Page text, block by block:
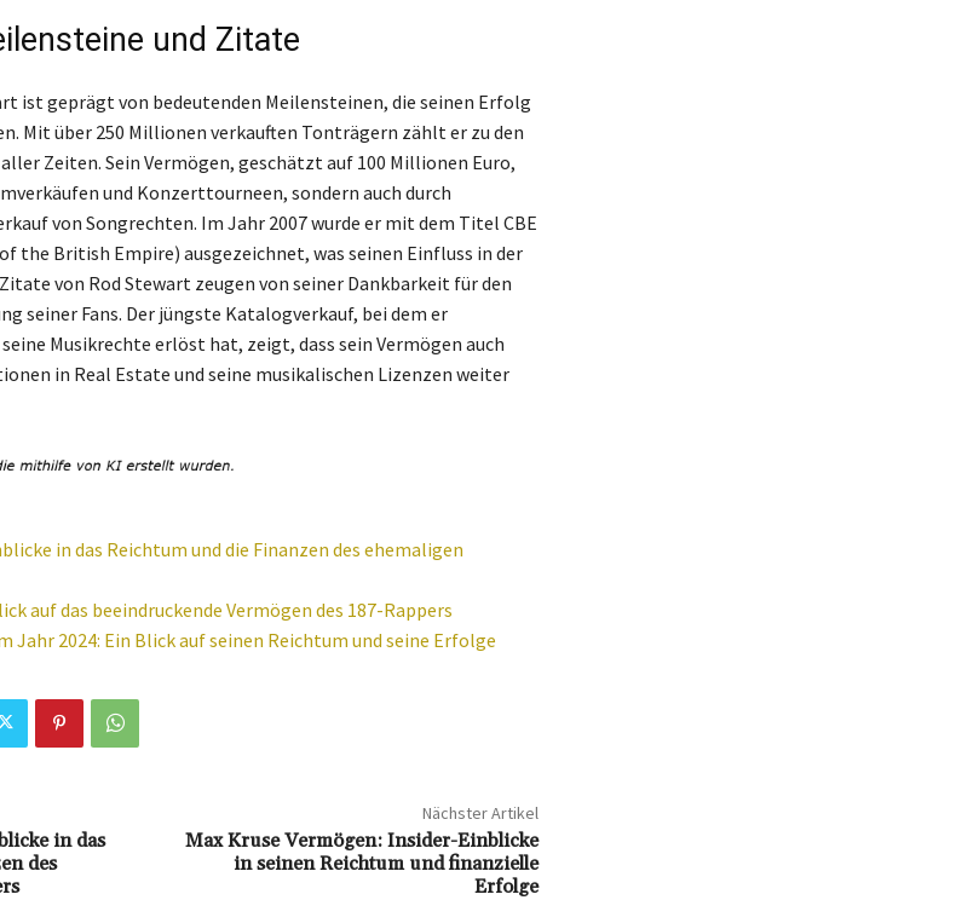
und Zitate
ist geprägt von bedeutenden Meilensteinen, die seinen Erfolg
Mit über 250 Millionen verkauften Tonträgern zählt er zu den
Zeiten. Sein Vermögen, geschätzt auf 100 Millionen Euro,
und Konzerttourneen, sondern auch durch
von Songrechten. Im Jahr 2007 wurde er mit dem Titel CBE
the British Empire) ausgezeichnet, was seinen Einfluss in der
von Rod Stewart zeugen von seiner Dankbarkeit für den
seiner Fans. Der jüngste Katalogverkauf, bei dem er
Musikrechte erlöst hat, zeigt, dass sein Vermögen auch
in Real Estate und seine musikalischen Lizenzen weiter
in das Reichtum und die Finanzen des ehemaligen
auf das beeindruckende Vermögen des 187-Rappers
Jahr 2024: Ein Blick auf seinen Reichtum und seine Erfolge
in das
des
Nächster Artikel
Max Kruse Vermögen: Insider-Einblicke
in seinen Reichtum und finanzielle
Erfolge